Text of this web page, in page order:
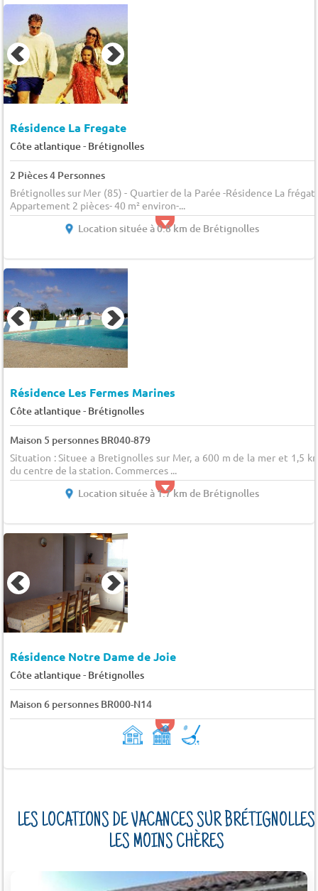
Résidence La Fregate
Côte atlantique- Brétignolles
2 Pièces 4 Personnes
Brétignolles sur Mer (85) - Quartier de la Parée -Résidence La
Appartement 2 pièces- 40 m² environ-...
Location située à 0.8 km de Brétignolles
Résidence Les Fermes Marines
Côte atlantique- Brétignolles
Maison 5 personnes BR040-879
Situation : Situee a Bretignolles sur Mer, a 600 m de la mer et 1,5
du centre de la station. Commerces ...
Location située à 1.7 km de Brétignolles
Résidence Notre Dame de Joie
Côte atlantique- Brétignolles
Maison 6 personnes BR000-N14
LES LOCATIONS DE VACANCES SUR BRÉTIGNOLLES
LES MOINS CHÈRES